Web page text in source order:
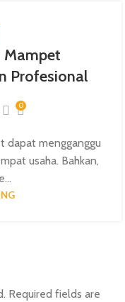
Mampet
Profesional
0
dapat mengganggu
usaha. Bahkan,
Required fields are